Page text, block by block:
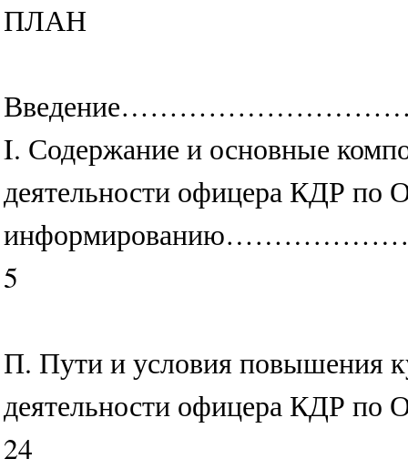
ПЛАН
I. Содержание и основные
деятельности офицера КДР по
5
П. Пути и условия повышения
деятельности офицера КДР
24